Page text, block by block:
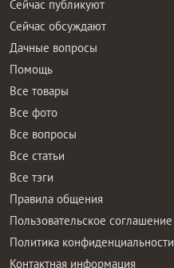
Сейчас публикуют
Сейчас обсуждают
Дачные вопросы
Помощь
Все товары
Все фото
Все вопросы
Все статьи
Все тэги
Правила общения
Пользовательское соглашение
Политика конфиденциальности
Контактная информация